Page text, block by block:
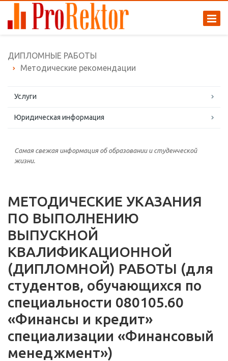
ДИПЛОМНЫЕ РАБОТЫ
Методические рекомендации
Услуги
Юридическая информация
Самая свежая информация об образовании и студенческой
жизни.
МЕТОДИЧЕСКИЕ УКАЗАНИЯ
ПО ВЫПОЛНЕНИЮ
ВЫПУСКНОЙ
КВАЛИФИКАЦИОННОЙ
(ДИПЛОМНОЙ) РАБОТЫ (для
студентов, обучающихся по
специальности 080105.60
«Финансы и кредит»
специализации «Финансовый
менеджмент»)